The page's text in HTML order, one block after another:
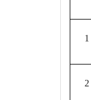
1
2